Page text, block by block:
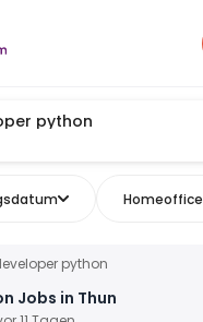
python
Homeoffice
python
Jobs in Thun